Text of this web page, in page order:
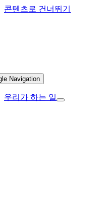
콘텐츠로 건너뛰기
Navigation
우리가 하는 일